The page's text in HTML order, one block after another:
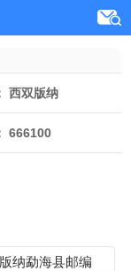
西双版纳
666100
纳勐海县邮编